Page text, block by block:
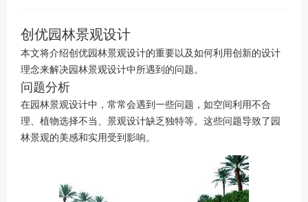
创优园林景观设计
本文将介绍创优园林景观设计的重要以及如何利用创新的设计
理念来解决园林景观设计中所遇到的问题。
问题分析
在园林景观设计中，常常会遇到一些问题，如空间利用不合
理、植物选择不当、景观设计缺乏独特等。这些问题导致了园
林景观的美感和实用受到影响。